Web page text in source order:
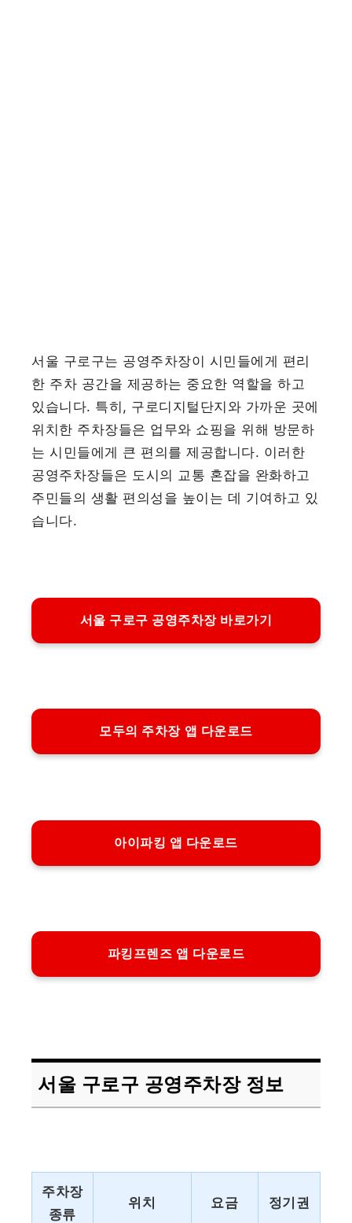
서울 구로구는 공영주차장이 시민들에게 편리
한 주차 공간을 제공하는 중요한 역할을 하고
있습니다. 특히, 구로디지털단지와 가까운 곳에
위치한 주차장들은 업무와 쇼핑을 위해 방문하
는 시민들에게 큰 편의를 제공합니다. 이러한
공영주차장들은 도시의 교통 혼잡을 완화하고
주민들의 생활 편의성을 높이는 데 기여하고 있
습니다.
서울 구로구 공영주차장 바로가기
모두의 주차장 앱 다운로드
아이파킹 앱 다운로드
파킹프렌즈 앱 다운로드
서울 구로구 공영주차장 정보
주차장
종류
위치 요금 정기권